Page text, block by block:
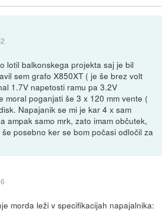
lotil balkonskega projekta saj je bil
sem grafo X850XT ( je še brez volt
1.7V napetosti ramu pa 3.2V
moral poganjati še 3 x 120 mm vente (
Napajanik se mi je kar 4 x sam
ampak samo mrk, zato imam občutek,
posebno ker se bom počasi odločil za
morda leži v specifikacijah napajalnika: